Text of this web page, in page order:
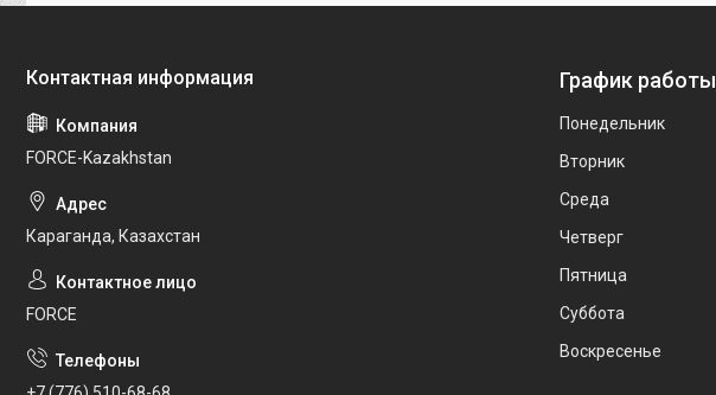
FORCE-Kazakhstan
Караганда, Казахстан
FORCE
График работы
Понедельник
Вторник
Среда
Четверг
Пятница
Суббота
Воскресенье